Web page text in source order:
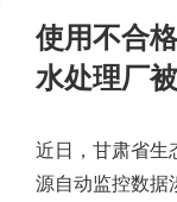
使用不合
水处理厂
近日，甘肃省生
源自动监控数据